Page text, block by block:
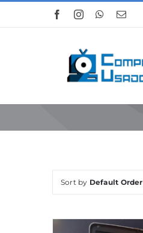
Sort by Default Order